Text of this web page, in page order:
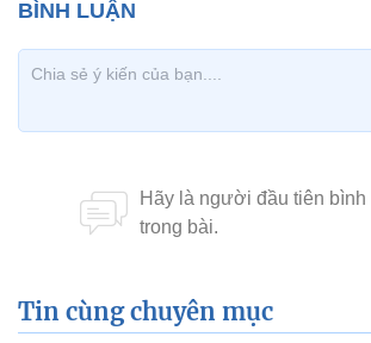
Tin cùng chuyên mục